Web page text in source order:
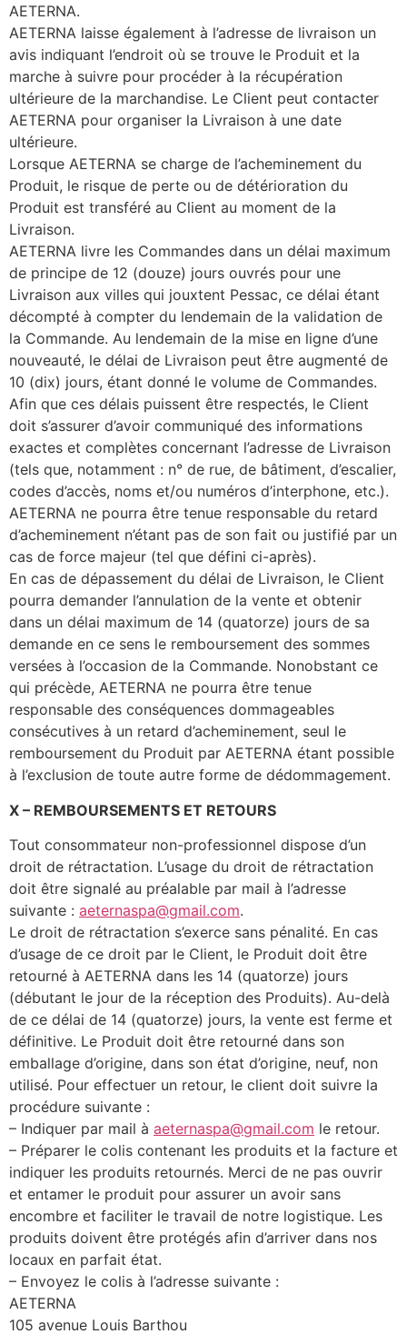
AETERNA.
AETERNA laisse également à l’adresse de livraison un
avis indiquant l’endroit où se trouve le Produit et la
marche à suivre pour procéder à la récupération
ultérieure de la marchandise. Le Client peut contacter
AETERNA pour organiser la Livraison à une date
ultérieure.
Lorsque AETERNA se charge de l’acheminement du
Produit, le risque de perte ou de détérioration du
Produit est transféré au Client au moment de la
Livraison.
AETERNA livre les Commandes dans un délai maximum
de principe de 12 (douze) jours ouvrés pour une
Livraison aux villes qui jouxtent Pessac, ce délai étant
décompté à compter du lendemain de la validation de
la Commande. Au lendemain de la mise en ligne d’une
nouveauté, le délai de Livraison peut être augmenté de
10 (dix) jours, étant donné le volume de Commandes.
Afin que ces délais puissent être respectés, le Client
doit s’assurer d’avoir communiqué des informations
exactes et complètes concernant l’adresse de Livraison
(tels que, notamment : n° de rue, de bâtiment, d’escalier,
codes d’accès, noms et/ou numéros d’interphone, etc.).
AETERNA ne pourra être tenue responsable du retard
d’acheminement n’étant pas de son fait ou justifié par un
cas de force majeur (tel que défini ci-après).
En cas de dépassement du délai de Livraison, le Client
pourra demander l’annulation de la vente et obtenir
dans un délai maximum de 14 (quatorze) jours de sa
demande en ce sens le remboursement des sommes
versées à l’occasion de la Commande. Nonobstant ce
qui précède, AETERNA ne pourra être tenue
responsable des conséquences dommageables
consécutives à un retard d’acheminement, seul le
remboursement du Produit par AETERNA étant possible
à l’exclusion de toute autre forme de dédommagement.
X – REMBOURSEMENTS ET RETOURS
Tout consommateur non-professionnel dispose d’un
droit de rétractation. L’usage du droit de rétractation
doit être signalé au préalable par mail à l’adresse
suivante : aeternaspa@gmail.com.
Le droit de rétractation s’exerce sans pénalité. En cas
d’usage de ce droit par le Client, le Produit doit être
retourné à AETERNA dans les 14 (quatorze) jours
(débutant le jour de la réception des Produits). Au-delà
de ce délai de 14 (quatorze) jours, la vente est ferme et
définitive. Le Produit doit être retourné dans son
emballage d’origine, dans son état d’origine, neuf, non
utilisé. Pour effectuer un retour, le client doit suivre la
procédure suivante :
– Indiquer par mail à aeternaspa@gmail.com le retour.
– Préparer le colis contenant les produits et la facture et
indiquer les produits retournés. Merci de ne pas ouvrir
et entamer le produit pour assurer un avoir sans
encombre et faciliter le travail de notre logistique. Les
produits doivent être protégés afin d’arriver dans nos
locaux en parfait état.
– Envoyez le colis à l’adresse suivante :
AETERNA
105 avenue Louis Barthou